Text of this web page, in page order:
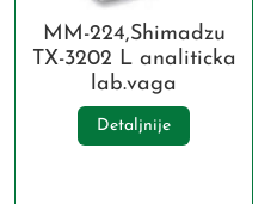
MM-224,Shimadzu
TX-3202 L analiticka
lab.vaga
Detaljnije